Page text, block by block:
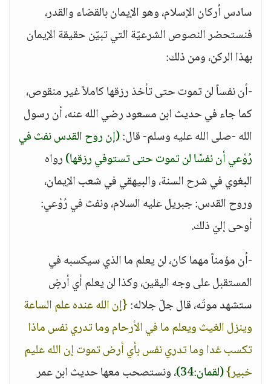
سادس أركان الإسلام، وهو الإيمان بالقضاء والقدر،
فنستحضر النصوص الشرعيّة التي تبيّن حقيقة الإيمان
بهذا الركن، ومن ذلك:
-أن نفساً لن تموت حتى تأخذ رزقها كاملاً غير منقوص،
كما جاء في حديث ابن مسعود رضي الله عنه، أن رسول
الله -صلى الله عليه وسلم- قال:(إن روح القدس نفث في
رُوْعي أن نفسًا لن تموت حتى تستوفي رزقها)رواه
البغوي في شرح السنة، والبيهقي في شعب الإيمان،
وروح القدس: جبريل عليه السلام، ونفث في رُوْعي:
أوحى إليّ ذلك.
-أن مؤمناً مهما كان، لن يعلم ما الذي سيكسبه في
المستقبل على وجه اليقين، وكذا لن يعلم أي أرضٍ
ستشهد موتَه، قال جلّ جلاله:{إن الله عنده علم الساعة
وينزل الغيث ويعلم ما في الأرحام وما تدري نفس ماذا
تكسب غدا وما تدري نفس بأي أرض تموت إن الله عليم
خبير}(لقمان:34)
، ونستصحب معها حديث ابن عمر